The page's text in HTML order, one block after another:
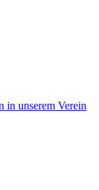
in unserem Verein